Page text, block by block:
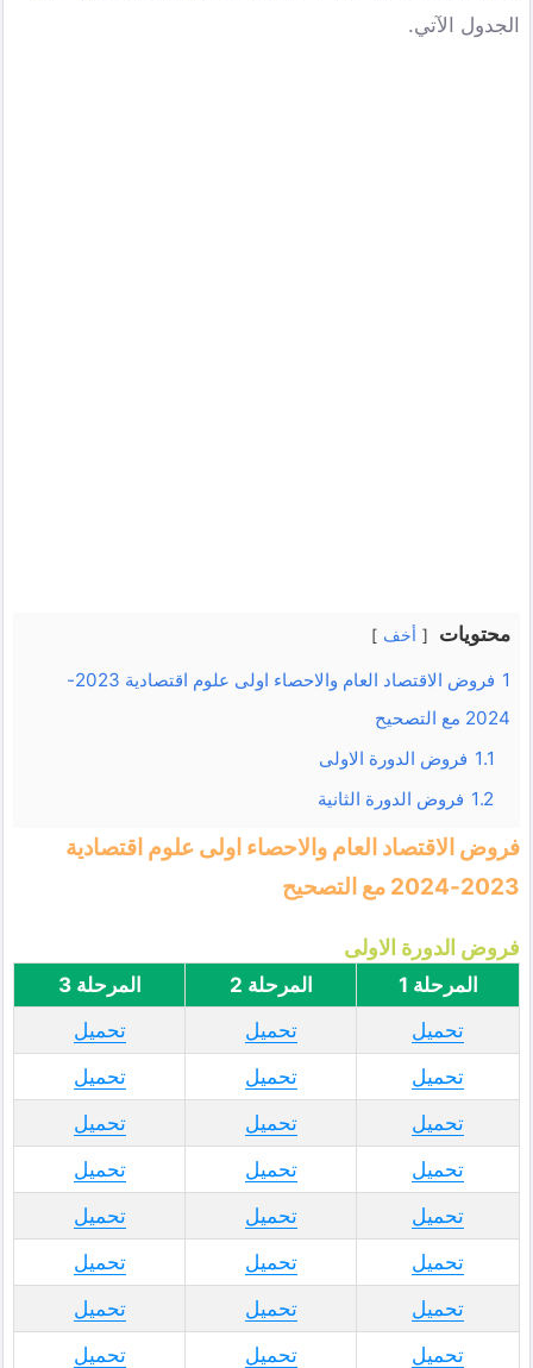
الجدول الآتي.
محتويات أخف
1
فروض الاقتصاد العام والاحصاء اولى علوم اقتصادية 2023-
2024 مع التصحيح
1.1 فروض الدورة الاولى
1.2 فروض الدورة الثانية
فروض الاقتصاد العام والاحصاء اولى علوم اقتصادية
2023-2024 مع التصحيح
فروض الدورة الاولى
المرحلة 1 المرحلة 2
المرحلة 3
تحميل
تحميل
تحميل
تحميل
تحميل
تحميل
تحميل
تحميل
تحميل
تحميل
تحميل
تحميل
تحميل
تحميل
تحميل
تحميل
تحميل
تحميل
تحميل
تحميل
تحميل
تحميل
تحميل
تحميل